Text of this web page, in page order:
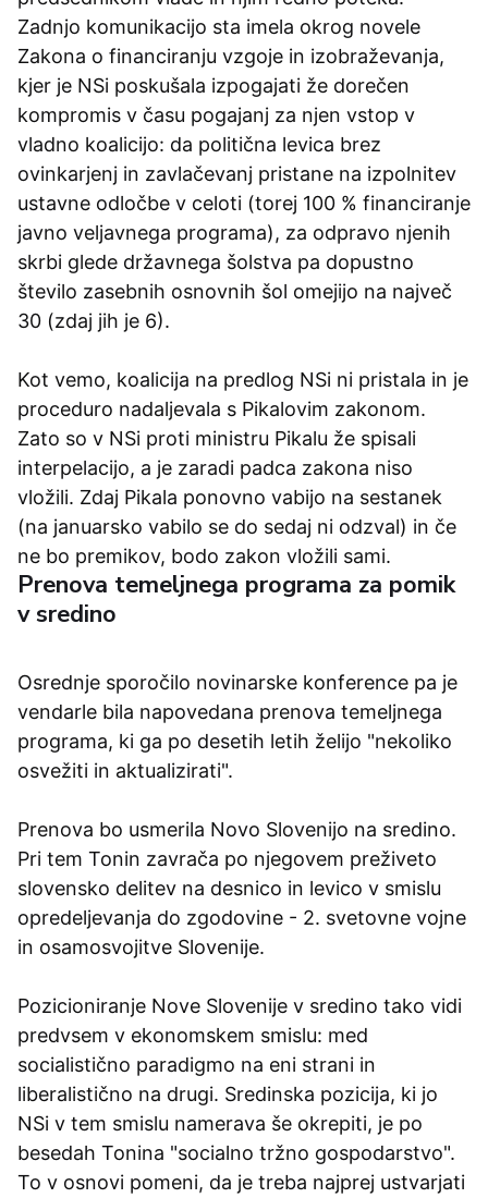
Zadnjo komunikacijo sta imela okrog novele
Zakona o financiranju vzgoje in izobraževanja,
kjer je NSi poskušala izpogajati že dorečen
kompromis v času pogajanj za njen vstop v
vladno koalicijo: da politična levica brez
ovinkarjenj in zavlačevanj pristane na izpolnitev
ustavne odločbe v celoti (torej 100 % financiranje
javno veljavnega programa), za odpravo njenih
skrbi glede državnega šolstva pa dopustno
število zasebnih osnovnih šol omejijo na največ
30 (zdaj jih je 6).
Kot vemo, koalicija na predlog NSi ni pristala in je
proceduro nadaljevala s Pikalovim zakonom.
Zato so v NSi proti ministru Pikalu že spisali
interpelacijo, a je zaradi padca zakona niso
vložili. Zdaj Pikala ponovno vabijo na sestanek
(na januarsko vabilo se do sedaj ni odzval) in če
ne bo premikov, bodo zakon vložili sami.
Prenova temeljnega programa za pomik
v sredino
Osrednje sporočilo novinarske konference pa je
vendarle bila napovedana prenova temeljnega
programa, ki ga po desetih letih želijo "nekoliko
osvežiti in aktualizirati".
Prenova bo usmerila Novo Slovenijo na sredino.
Pri tem Tonin zavrača po njegovem preživeto
slovensko delitev na desnico in levico v smislu
opredeljevanja do zgodovine - 2. svetovne vojne
in osamosvojitve Slovenije.
Pozicioniranje Nove Slovenije v sredino tako vidi
predvsem v ekonomskem smislu: med
socialistično paradigmo na eni strani in
liberalistično na drugi. Sredinska pozicija, ki jo
NSi v tem smislu namerava še okrepiti, je po
besedah Tonina "socialno tržno gospodarstvo".
To v osnovi pomeni, da je treba najprej ustvarjati